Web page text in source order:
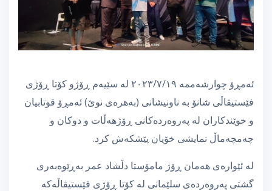
ئەمڕۆ چوارشەممە ٢٠٢٣/٧/١٩ لە سێیەم ڕۆژو کۆتا ڕۆژی
فێستیڤاڵی شانۆ بە ناونیشانی (بەهرەی نوێ) ئەمڕۆ قوتابیان
و خوێندکاران لە پەروەردەکانی ڕۆژهەڵات و دوکان و
چەمچەماڵ نمایشی خۆیان پێشکەش کرد.
لە ئێوارەی هەمان ڕۆژ مامۆستا دڵشاد عمر بەڕێوەبەری
گشتی پەروەردەی سلێمانی لە کۆتا ڕۆژی فێستیڤاڵەکە